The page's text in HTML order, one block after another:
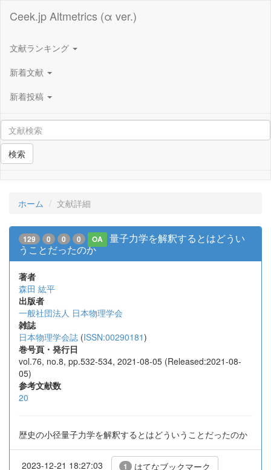
Ceek.jp Altmetrics (α ver.)
文献ランキング
新着文献
新着投稿
検索
ホーム 文献詳細
129 0 0 0 OA
量子力学を解釈するとはどうい
うことだったのか
著者
森田 紘平
出版者
一般社団法人 日本物理学会
雑誌
日本物理学会誌 (ISSN:00290181)
巻号頁・発行日
vol.76, no.8, pp.532-534, 2021-08-05 (Released:2021-08-
05)
参考文献数
20
歴史の小径量子力学を解釈するとはどういうことだったのか
2023-12-21 18:27:03 1 はてなブックマーク